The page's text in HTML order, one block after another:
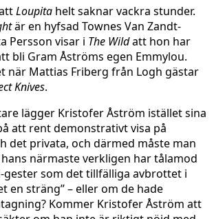
Loupita helt saknar vackra stunder.
är en hyfsad Townes Van Zandt-
Persson visar i The Wildatt hon har
bli Gram Åströms egen Emmylou.
när Mattias Friberg från Logh gästar
Knives.
lägger Kristofer Åström istället sina
att rent demonstrativt visa på
det privata, och därmed måste man
närmaste verkligen har tålamod
som det tillfälliga avbrottet i
en sträng” – eller om de hade
Kommer Kristofer Åström att